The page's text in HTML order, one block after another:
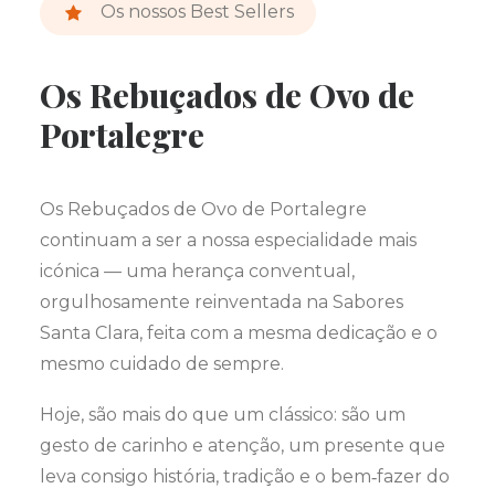
Os nossos Best Sellers
Os Rebuçados de Ovo de
Portalegre
Os Rebuçados de Ovo de Portalegre
continuam a ser a nossa especialidade mais
icónica — uma herança conventual,
orgulhosamente reinventada na Sabores
Santa Clara, feita com a mesma dedicação e o
mesmo cuidado de sempre.
Hoje, são mais do que um clássico: são um
gesto de carinho e atenção, um presente que
leva consigo história, tradição e o bem‑fazer do